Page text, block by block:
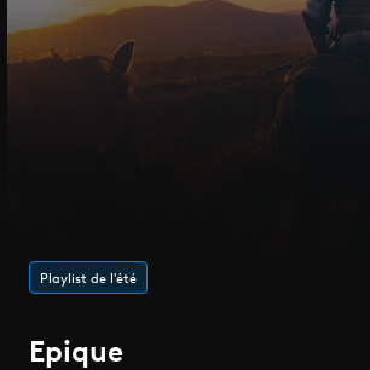
Playlist de l'été
Epique